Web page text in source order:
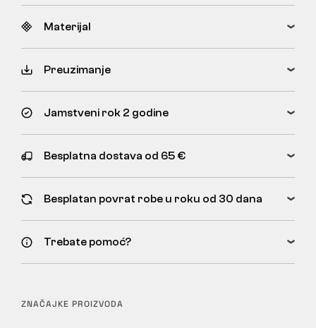
Materijal
Preuzimanje
Jamstveni rok 2 godine
Besplatna dostava od 65 €
Besplatan povrat robe u roku od 30 dana
Trebate pomoć?
ZNAČAJKE PROIZVODA